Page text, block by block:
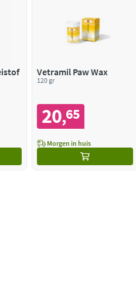
Vetramil Paw Wax
120 gr
20,65
Morgen in huis